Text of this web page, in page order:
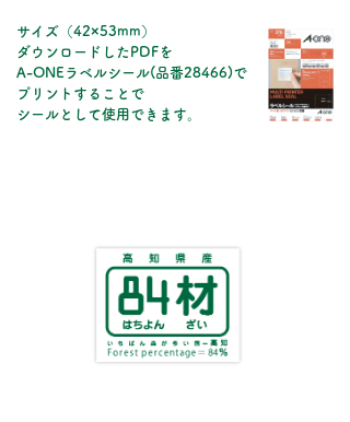
​サイズ（42×53mm）
ダウンロードしたPDFを
A-ONEラベルシール(品番28466)で
プリントすることで
シールとして使用できます。